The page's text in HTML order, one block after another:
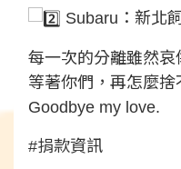
Subaru：新北
每一次的分離雖然
等著你們，再怎麼捨
Goodbye my love.
#捐款資訊